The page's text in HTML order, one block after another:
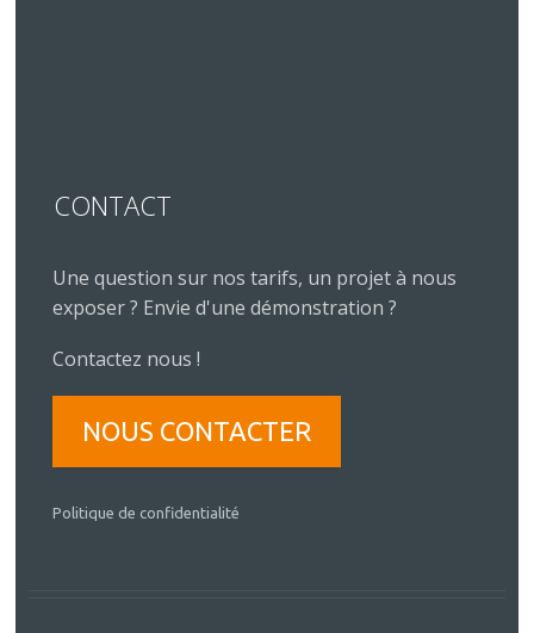
CONTACT
Une question sur nos tarifs, un projet à nous
exposer ? Envie d'une démonstration ?
Contactez nous !
NOUS CONTACTER
Politique de confidentialité